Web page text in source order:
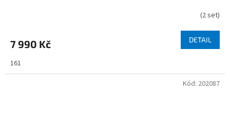
(2 set)
7 990 Kč DETAIL
161
Kód: 202087